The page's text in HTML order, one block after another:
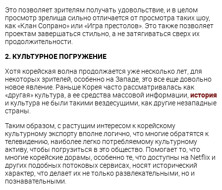
Это позволяет зрителям получать удовольствие, и в целом
просмотр зрелища сильно отличается от просмотра таких шоу,
как «Клан Сопрано» или «Игра престолов». Это также позволяет
проектам завершаться стильно, а не затягиваться сверх их
продолжительности.
2. КУЛЬТУРНОЕ ПОГРУЖЕНИЕ
Хотя корейская волна продолжается уже несколько лет, для
некоторых зрителей, особенно на Западе, это все еще довольно
новое явление. Раньше Корея часто рассматривалась как
«другая» культура, а ее средства массовой информации, история
и культура не были такими вездесущими, как другие незападные
страны.
Таким образом, с растущим интересом к корейскому
культурному экспорту вполне логично, что многие обратятся к
телевидению, наиболее легко потребляемому культурному
активу, чтобы погрузиться в это общество. Помогает то, что
многие корейские дорамы, особенно те, что доступны на Netflix и
других подобных потоковых сервисах, носят исторический
характер, что делает их не только развлекательными, но и
познавательными.